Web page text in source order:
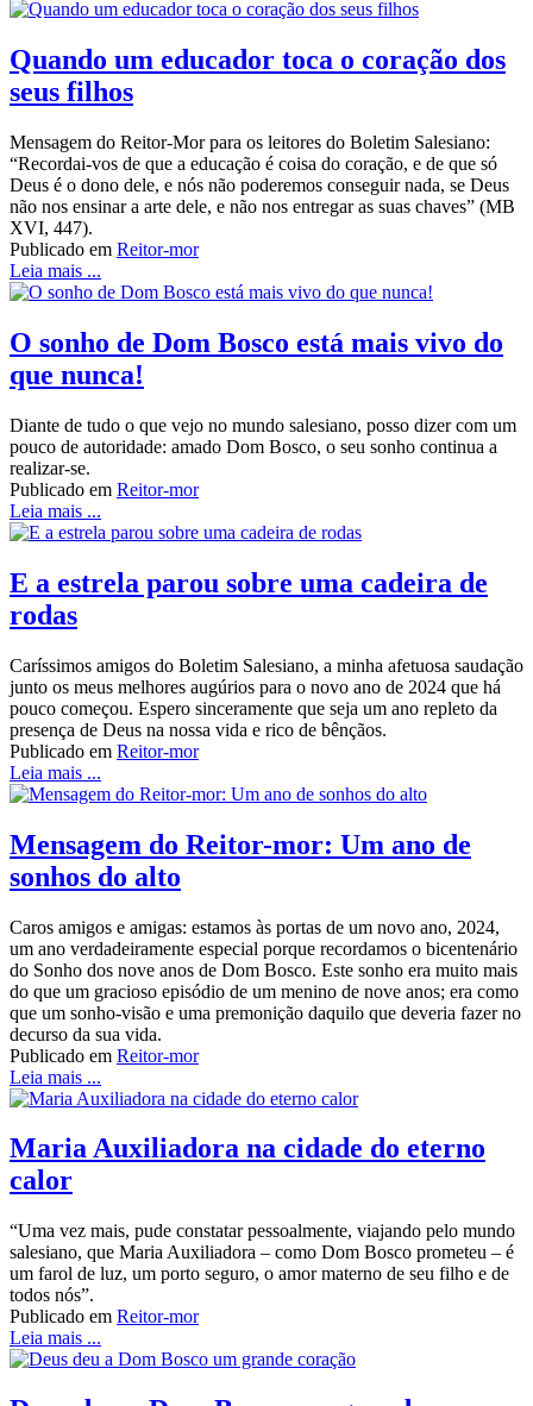
Quando um educador toca o coração dos
seus filhos
Mensagem do Reitor-Mor para os leitores do Boletim Salesiano:
“Recordai-vos de que a educação é coisa do coração, e de que só
Deus é o dono dele, e nós não poderemos conseguir nada, se Deus
não nos ensinar a arte dele, e não nos entregar as suas chaves” (MB
XVI, 447).
Publicado em Reitor-mor
Leia mais ...
O sonho de Dom Bosco está mais vivo do
que nunca!
Diante de tudo o que vejo no mundo salesiano, posso dizer com um
pouco de autoridade: amado Dom Bosco, o seu sonho continua a
realizar-se.
Publicado em Reitor-mor
Leia mais ...
E a estrela parou sobre uma cadeira de
rodas
Caríssimos amigos do Boletim Salesiano, a minha afetuosa saudação
junto os meus melhores augúrios para o novo ano de 2024 que há
pouco começou. Espero sinceramente que seja um ano repleto da
presença de Deus na nossa vida e rico de bênçãos.
Publicado em Reitor-mor
Leia mais ...
Mensagem do Reitor-mor: Um ano de
sonhos do alto
Caros amigos e amigas: estamos às portas de um novo ano, 2024,
um ano verdadeiramente especial porque recordamos o bicentenário
do Sonho dos nove anos de Dom Bosco. Este sonho era muito mais
do que um gracioso episódio de um menino de nove anos; era como
que um sonho-visão e uma premonição daquilo que deveria fazer no
decurso da sua vida.
Publicado em Reitor-mor
Leia mais ...
Maria Auxiliadora na cidade do eterno
calor
“Uma vez mais, pude constatar pessoalmente, viajando pelo mundo
salesiano, que Maria Auxiliadora – como Dom Bosco prometeu – é
um farol de luz, um porto seguro, o amor materno de seu filho e de
todos nós”.
Publicado em Reitor-mor
Leia mais ...